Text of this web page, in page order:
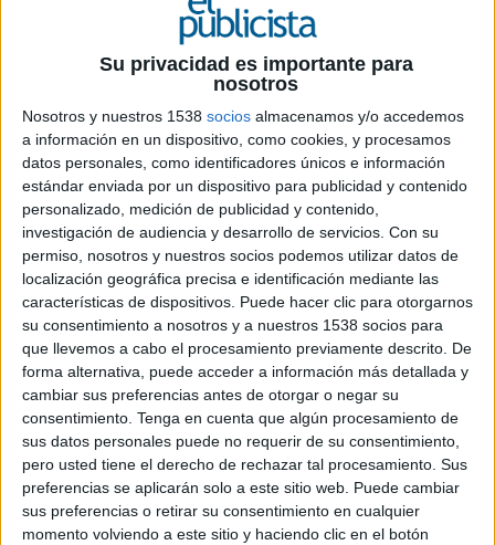
Su privacidad es importante para
nosotros
Nosotros y nuestros 1538 socios almacenamos y/o accedemos
a información en un dispositivo, como cookies, y procesamos
datos personales, como identificadores únicos e información
estándar enviada por un dispositivo para publicidad y contenido
personalizado, medición de publicidad y contenido,
investigación de audiencia y desarrollo de servicios. Con su
permiso, nosotros y nuestros socios podemos utilizar datos de
localización geográfica precisa e identificación mediante las
características de dispositivos. Puede hacer clic para otorgarnos
su consentimiento a nosotros y a nuestros 1538 socios para
que llevemos a cabo el procesamiento previamente descrito. De
forma alternativa, puede acceder a información más detallada y
cambiar sus preferencias antes de otorgar o negar su
consentimiento. Tenga en cuenta que algún procesamiento de
sus datos personales puede no requerir de su consentimiento,
pero usted tiene el derecho de rechazar tal procesamiento. Sus
preferencias se aplicarán solo a este sitio web. Puede cambiar
sus preferencias o retirar su consentimiento en cualquier
momento volviendo a este sitio y haciendo clic en el botón
Anteriormente ha trabajado en Grupo Danone e
Ipsos, entre otras empresas.
Elaine Hervello se ha incorporado al equipo
cuantitativo de Millward Brown como account
director de la oficina barcelonesa..
Licenciada en Publicidad y RRPP, posee
experiencia tanto en marketing, gracias a haber
trabajado como brand Manager en el Grupo
Danone, como en investigación de mercados en
cliente, por sus años en IPSOS como account
manager de estudios cuantitativos.
IMPRIMIR
TWEET
SHARE